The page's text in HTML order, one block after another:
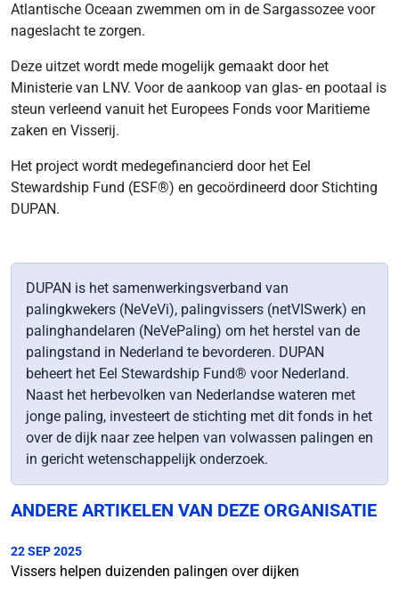
Atlantische Oceaan zwemmen om in de Sargassozee voor
nageslacht te zorgen.
Deze uitzet wordt mede mogelijk gemaakt door het
Ministerie van LNV. Voor de aankoop van glas- en pootaal is
steun verleend vanuit het Europees Fonds voor Maritieme
zaken en Visserij.
Het project wordt medegefinancierd door het Eel
Stewardship Fund (ESF®) en gecoördineerd door Stichting
DUPAN.
DUPAN is het samenwerkingsverband van
palingkwekers (NeVeVi), palingvissers (netVISwerk) en
palinghandelaren (NeVePaling) om het herstel van de
palingstand in Nederland te bevorderen. DUPAN
beheert het Eel Stewardship Fund® voor Nederland.
Naast het herbevolken van Nederlandse wateren met
jonge paling, investeert de stichting met dit fonds in het
over de dijk naar zee helpen van volwassen palingen en
in gericht wetenschappelijk onderzoek.
ANDERE ARTIKELEN VAN DEZE ORGANISATIE
22 SEP 2025
Vissers helpen duizenden palingen over dijken